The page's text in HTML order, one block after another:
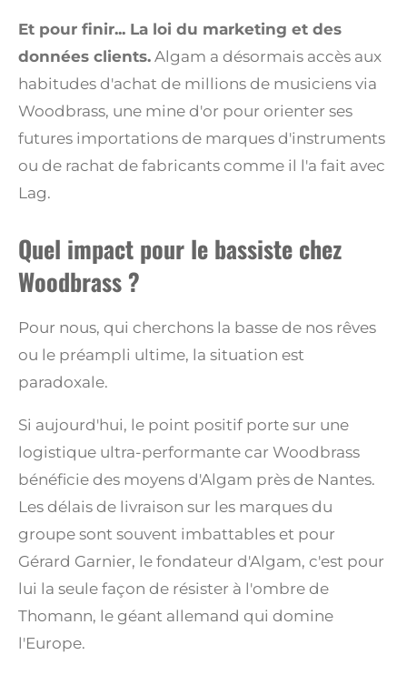
Et pour finir... La loi du marketing et des
données clients. Algam a désormais accès aux
habitudes d'achat de millions de musiciens via
Woodbrass, une mine d'or pour orienter ses
futures importations de marques d'instruments
ou de rachat de fabricants comme il l'a fait avec
Lag.
Quel impact pour le bassiste chez
Woodbrass ?
Pour nous, qui cherchons la basse de nos rêves
ou le préampli ultime, la situation est
paradoxale.
Si aujourd'hui, le point positif porte sur une
logistique ultra-performante car Woodbrass
bénéficie des moyens d'Algam près de Nantes.
Les délais de livraison sur les marques du
groupe sont souvent imbattables et pour
Gérard Garnier, le fondateur d'Algam, c'est pour
lui la seule façon de résister à l'ombre de
Thomann, le géant allemand qui domine
l'Europe.